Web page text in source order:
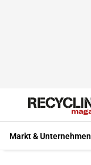
Markt & Unternehmen